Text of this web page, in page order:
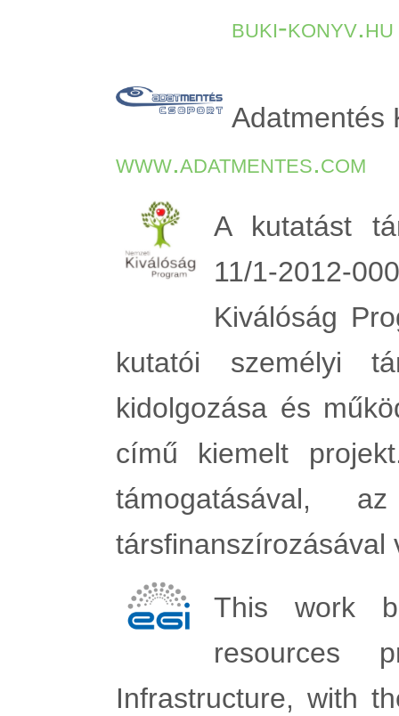
buki-konyv.hu
Adatmentés
www.adatmentes.com
A kutatást
11/1-2012-
Kiválóság
kutatói személyi
kidolgozása és
című kiemelt
támogatásával,
társfinanszírozásával
This work
resources
Infrastructure, with